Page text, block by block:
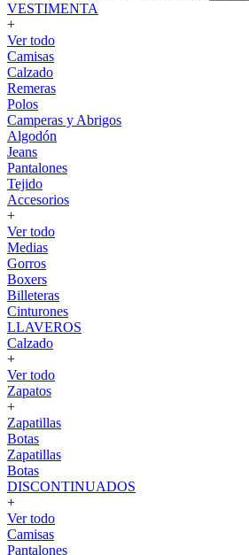
VESTIMENTA
+
Ver todo
Camisas
Calzado
Remeras
Polos
Camperas y Abrigos
Algodón
Jeans
Pantalones
Tejido
Accesorios
+
Ver todo
Medias
Gorros
Boxers
Billeteras
Cinturones
LLAVEROS
Calzado
+
Ver todo
Zapatos
+
Zapatillas
Botas
Zapatillas
Botas
DISCONTINUADOS
+
Ver todo
Camisas
Pantalones